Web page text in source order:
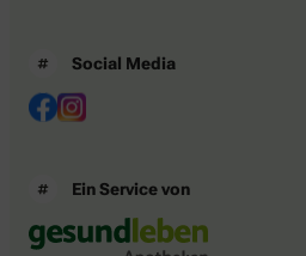
Social Media
Ein Service von